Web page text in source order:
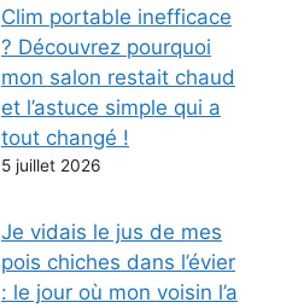
Clim portable inefficace
? Découvrez pourquoi
mon salon restait chaud
et l’astuce simple qui a
tout changé !
5 juillet 2026
Je vidais le jus de mes
pois chiches dans l’évier
: le jour où mon voisin l’a